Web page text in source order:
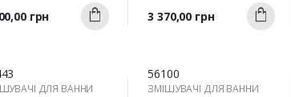
Швидкий
перегляд
грн Купити
Швидкий
перегляд
Ціна
3 370,00 грн Купити
ДЛЯ ВАННИ
56100
ЗМІШУВАЧІ ДЛЯ ВАННИ